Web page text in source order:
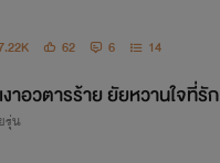
62 6 14
เงาอวตารร้าย ยัยหวานใจที่รัก
รุ่น